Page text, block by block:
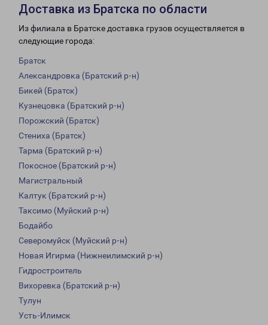
Доставка из Братска по области
Из филиала в Братске доставка грузов осуществляется в
следующие города:
Братск
Александровка (Братский р-н)
Бикей (Братск)
Кузнецовка (Братский р-н)
Порожский (Братск)
Стениха (Братск)
Тарма (Братский р-н)
Покосное (Братский р-н)
Магистральный
Калтук (Братский р-н)
Таксимо (Муйский р-н)
Бодайбо
Северомуйск (Муйский р-н)
Новая Игирма (Нижнеилимский р-н)
Гидростроитель
Вихоревка (Братский р-н)
Тулун
Усть-Илимск